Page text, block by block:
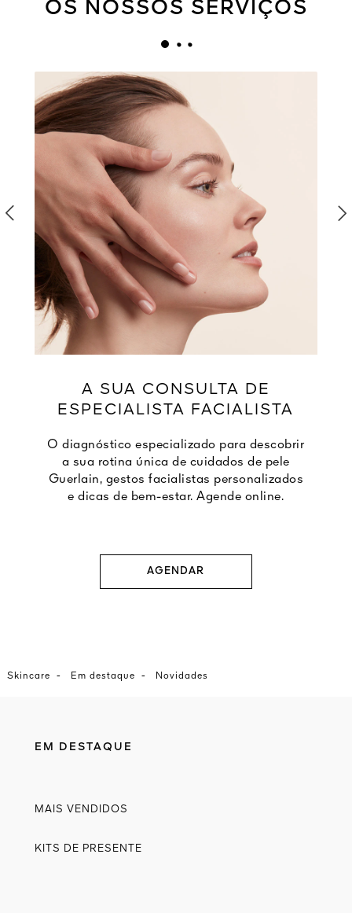
OS NOSSOS SERVIÇOS
A SUA CONSULTA DE
ESPECIALISTA FACIALISTA
O diagnóstico especializado para descobrir
a sua rotina única de cuidados de pele
Guerlain, gestos facialistas personalizados
e dicas de bem-estar. Agende online.
AGENDAR
Skincare - Em destaque - Novidades
EM DESTAQUE
MAIS VENDIDOS
KITS DE PRESENTE